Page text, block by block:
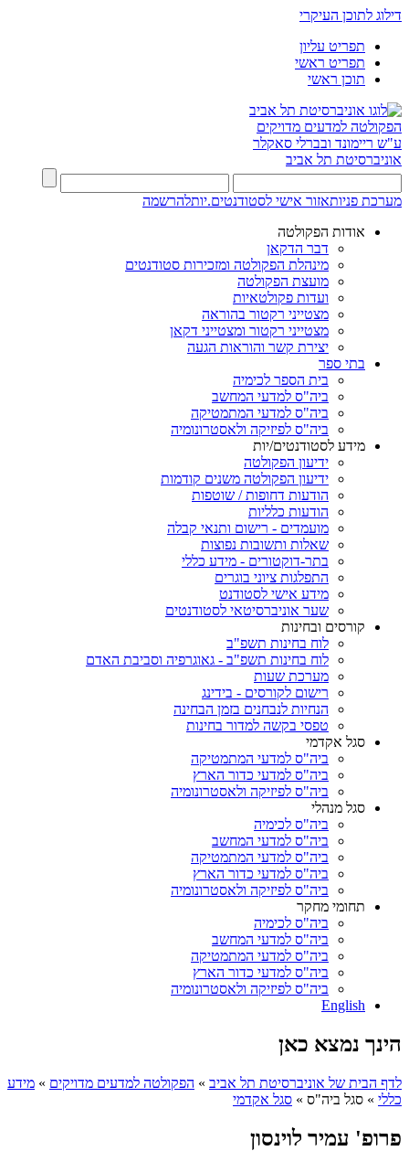
דילוג לתוכן העיקרי
תפריט עליון
תפריט ראשי
תוכן ראשי
הפקולטה למדעים מדויקים
ע"ש ריימונד ובברלי סאקלר
אוניברסיטת תל אביב
מערכת פניותאזור אישי לסטודנטים.יותלהרשמה
אודות הפקולטה
דבר הדקאן
מינהלת הפקולטה ומזכירות סטודנטים
מועצת הפקולטה
ועדות פקולטאיות
מצטייני רקטור בהוראה
מצטייני רקטור ומצטייני דקאן
יצירת קשר והוראות הגעה
בתי ספר
בית הספר לכימיה
ביה"ס למדעי המחשב
ביה"ס למדעי המתמטיקה
ביה"ס לפיזיקה ולאסטרונומיה
מידע לסטודנטים/יות
ידיעון הפקולטה
ידיעון הפקולטה משנים קודמות
הודעות דחופות / שוטפות
הודעות כלליות
מועמדים - רישום ותנאי קבלה
שאלות ותשובות נפוצות
בתר-דוקטורים - מידע כללי
התפלגות ציוני בוגרים
מידע אישי לסטודנט
שער אוניברסיטאי לסטודנטים
קורסים ובחינות
לוח בחינות תשפ"ב
לוח בחינות תשפ"ב - גאוגרפיה וסביבת האדם
מערכת שעות
רישום לקורסים - בידינג
הנחיות לנבחנים בזמן הבחינה
טפסי בקשה למדור בחינות
סגל אקדמי
ביה"ס למדעי המתמטיקה
ביה"ס למדעי כדור הארץ
ביה"ס לפיזיקה ולאסטרונומיה
סגל מנהלי
ביה"ס לכימיה
ביה"ס למדעי המחשב
ביה"ס למדעי המתמטיקה
ביה"ס למדעי כדור הארץ
ביה"ס לפיזיקה ולאסטרונומיה
תחומי מחקר
ביה"ס לכימיה
ביה"ס למדעי המחשב
ביה"ס למדעי המתמטיקה
ביה"ס למדעי כדור הארץ
ביה"ס לפיזיקה ולאסטרונומיה
English
הינך נמצא כאן
לדף הבית של אוניברסיטת תל אביב » הפקולטה למדעים מדויקים » מידע
כללי » סגל ביה"ס » סגל אקדמי
פרופ' עמיר לוינסון